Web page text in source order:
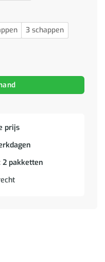
3 schappen
hout bruin eikenkleur aantal
prijs
2 pakketten